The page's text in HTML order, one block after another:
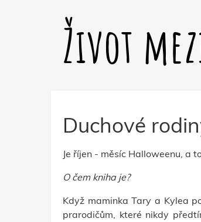
Život
Duchové
Je říjen - měsíc Halloweenu, a
O čem kniha je?
Když maminka Tary a Kylea
prarodičům, které nikdy